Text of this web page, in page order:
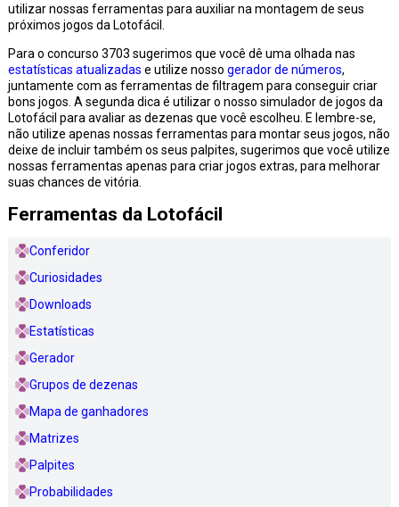
utilizar nossas ferramentas para auxiliar na montagem de seus
próximos jogos da Lotofácil.
Para o concurso 3703 sugerimos que você dê uma olhada nas
estatísticas atualizadas e utilize nosso gerador de números,
juntamente com as ferramentas de filtragem para conseguir criar
bons jogos. A segunda dica é utilizar o nosso simulador de jogos da
Lotofácil para avaliar as dezenas que você escolheu. E lembre-se,
não utilize apenas nossas ferramentas para montar seus jogos, não
deixe de incluir também os seus palpites, sugerimos que você utilize
nossas ferramentas apenas para criar jogos extras, para melhorar
suas chances de vitória.
Ferramentas da Lotofácil
Conferidor
Curiosidades
Downloads
Estatísticas
Gerador
Grupos de dezenas
Mapa de ganhadores
Matrizes
Palpites
Probabilidades